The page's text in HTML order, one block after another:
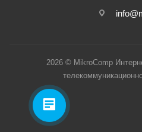
2026 © MikroComp